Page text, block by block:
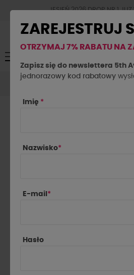
JESIEŃ 2026 DROP NR.1 JUZ
Toggle
navigation
☰
Akcesoria Biżuteria
ZAREJESTRUJ
OTRZYMAJ 7% RABATU NA
Zapisz się do newslettera 5th
jednorazowy kod rabatowy
Imię *
Nazwisko*
E-mail *
Hasło